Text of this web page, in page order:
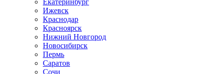
Екатеринбург
Ижевск
Краснодар
Красноярск
Нижний Новгород
Новосибирск
Пермь
Саратов
Сочи